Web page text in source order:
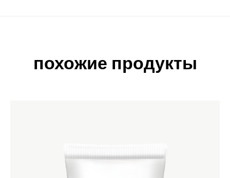
похожие продукты